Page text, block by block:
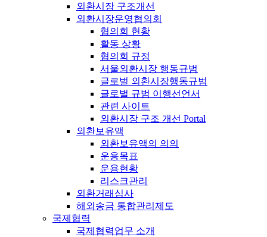
외환시장 구조개선
외환시장운영협의회
협의회 현황
활동 상황
협의회 규정
서울외환시장 행동규범
글로벌 외환시장행동규범
글로벌 규범 이행선언서
관련 사이트
외환시장 구조 개선 Portal
외환보유액
외환보유액의 의의
운용목표
운용현황
리스크관리
외환거래심사
해외송금 통합관리제도
국제협력
국제협력업무 소개